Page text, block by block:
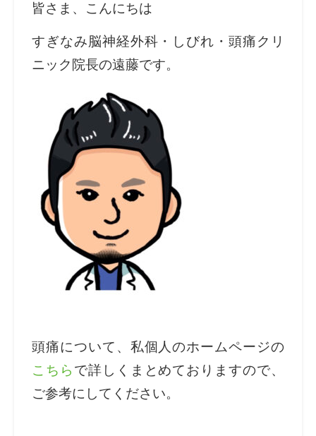
皆さま、こんにちは
すぎなみ脳神経外科・しびれ・頭痛クリ
ニック院長の遠藤です。
頭痛について、私個人のホームページの
こちら で詳しくまとめておりますので、
ご参考にしてください。